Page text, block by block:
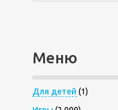
Меню
Для детей (1)